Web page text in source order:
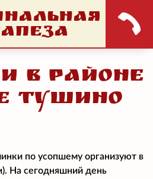
в районе
Тушино
по усопшему организуют в
На сегодняшний день